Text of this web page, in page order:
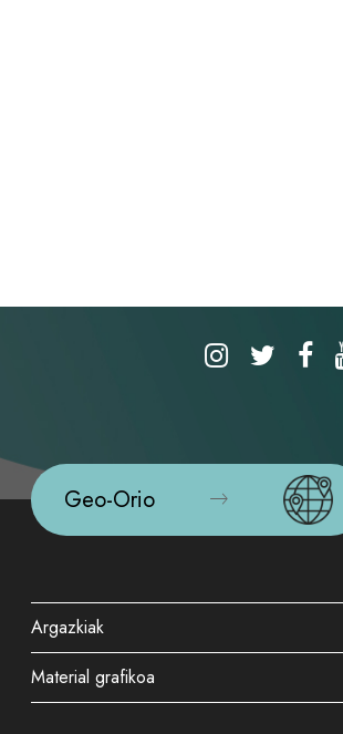
Geo-Orio
Argazkiak
Material grafikoa